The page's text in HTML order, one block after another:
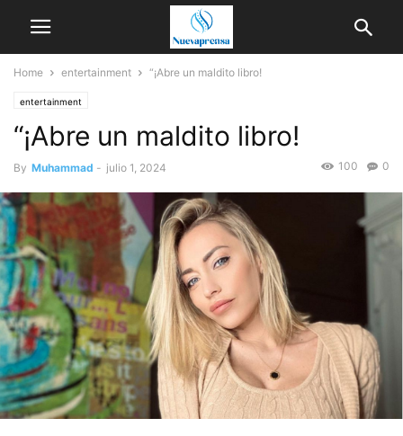
Home entertainment “¡Abre un maldito libro!
entertainment
“¡Abre un maldito libro!
By Muhammad - julio 1, 2024 0
100